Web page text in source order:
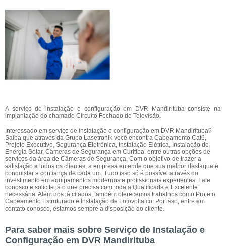
A serviço de instalação e configuração em DVR Mandirituba consiste na
implantação do chamado Circuito Fechado de Televisão.
Interessado em serviço de instalação e configuração em DVR Mandirituba?
Saiba que através da Grupo Lasetronik você encontra Cabeamento Cat6,
Projeto Executivo, Segurança Eletrônica, Instalação Elétrica, Instalação de
Energia Solar, Câmeras de Segurança em Curitiba, entre outras opções de
serviços da área de Câmeras de Segurança. Com o objetivo de trazer a
satisfação a todos os clientes, a empresa entende que sua melhor destaque é
conquistar a confiança de cada um. Tudo isso só é possível através do
investimento em equipamentos modernos e profissionais experientes. Fale
conosco e solicite já o que precisa com toda a Qualificada e Excelente
necessária. Além dos já citados, também oferecemos trabalhos como Projeto
Cabeamento Estruturado e Instalação de Fotovoltaico. Por isso, entre em
contato conosco, estamos sempre a disposição do cliente.
Para saber mais sobre Serviço de Instalação e
Configuração em DVR Mandirituba